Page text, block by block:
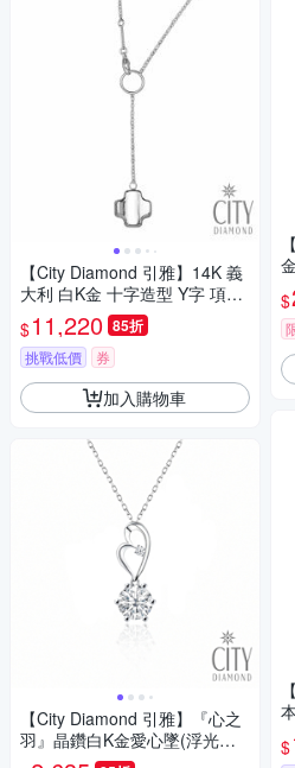
【City Diamond 引雅】14K 義
大利 白K金 十字造型 Y字 項鍊
(浮光流影系列)
$11,220 85折
挑戰低價 券
加入購物車
【City Diamond 引雅】『心之
羽』晶鑽白K金愛心墜(浮光流
影系列)
$
$